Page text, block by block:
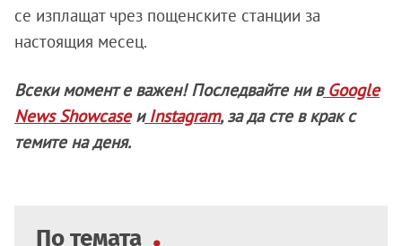
се изплащат чрез пощенските станции за
настоящия месец.
Всеки момент е важен! Последвайте ни вGoogle
News ShowcaseиInstagram, за да сте в крак с
темите на деня.
По темата